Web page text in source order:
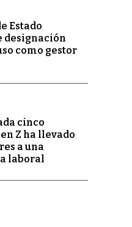
Estado
designación
como gestor
cinco
Z ha llevado
a una
laboral